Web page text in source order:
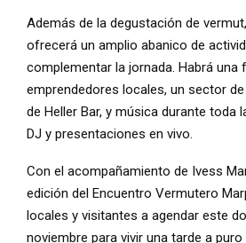
Además de la degustación de
ofrecerá un amplio abanico de
complementar la jornada. Habrá una
emprendedores locales, un sector
de Heller Bar, y música durante toda
DJ y presentaciones en vivo.
Con el acompañamiento de Ivess
edición del Encuentro Vermutero
locales y visitantes a agendar este
noviembre para vivir una tarde a